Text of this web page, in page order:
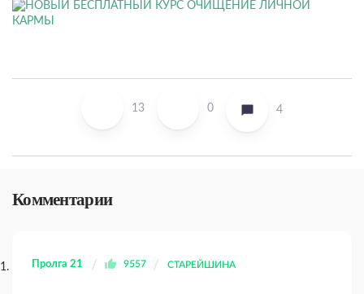
13 0 4
Комментарии
Пролга 21 9557 СТАРЕЙШИНА